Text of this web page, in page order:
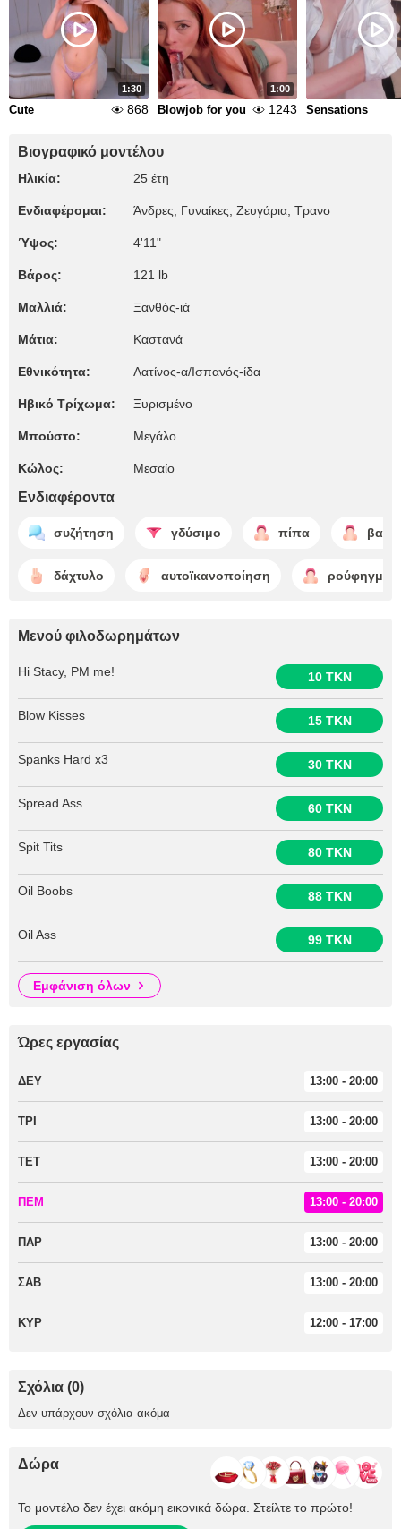
1:30
Cute 868
1:00
Blowjob for you 1243 Sensations
Βιογραφικό μοντέλου
Ηλικία: 25 έτη
Ενδιαφέρομαι: Άνδρες, Γυναίκες, Zευγάρια, Τρανσ
Ύψος: 4'11"
Βάρος: 121 lb
Μαλλιά: Ξανθός-ιά
Μάτια: Καστανά
Εθνικότητα: Λατίνος-α/Ισπανός-ίδα
Ηβικό Τρίχωμα: Ξυρισμένο
Μπούστο: Μεγάλο
Κώλος: Μεσαίο
Ενδιαφέροντα
συζήτηση γδύσιμο πίπα βαθύ
δάχτυλο αυτοϊκανοποίηση ρούφηγμα
Μενού φιλοδωρημάτων
Hi Stacy, PM me! 10 TKN
Blow Kisses 15 TKN
Spanks Hard x3 30 TKN
Spread Ass 60 TKN
Spit Tits 80 TKN
Oil Boobs 88 TKN
Oil Ass 99 TKN
εμφάνιση όλων
Ώρες εργασίας
ΔΕΥ 13:00 - 20:00
ΤΡΙ 13:00 - 20:00
ΤΕΤ 13:00 - 20:00
ΠΕΜ 13:00 - 20:00
ΠΑΡ 13:00 - 20:00
ΣΑΒ 13:00 - 20:00
ΚΥΡ 12:00 - 17:00
Σχόλια (0)
Δεν υπάρχουν σχόλια ακόμα
Δώρα
Το μοντέλο δεν έχει ακόμη εικονικά δώρα. Στείλτε το πρώτο!